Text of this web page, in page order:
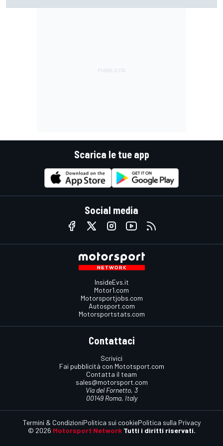
Scarica le tue app
Social media
InsideEvs.it
Motor1.com
Motorsportjobs.com
Autosport.com
Motorsportstats.com
Contattaci
Scrivici
Fai pubblicità con Mototsport.com
Contatta il team
sales@motorsport.com
Via del Fornetto, 3
00149 Roma, Italy
© 2026 Motorsport Network Tutti i diritti riservati.
Termini & CondizioniPolitica sui cookiePolitica sulla Privacy